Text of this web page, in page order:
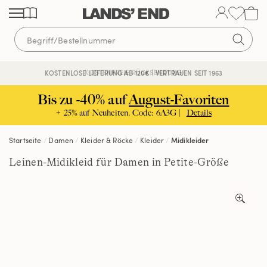
Direkt
zum
Inhalt
Direkt
zur
Navigation
Direkt
zur
Suche
KOSTENLOSE LIEFERUNG AB 120€ | VERTRAUEN SEIT 1963
KOSTENFREIE RÜCKSENDUNG
Bis zu -40% aufAugust-Favoriten
+ 25% auf Neuheiten. Code: 6A3G | Details
Startseite Damen Kleider & Röcke Kleider Midikleider
Leinen-Midikleid für Damen in Petite-Größe